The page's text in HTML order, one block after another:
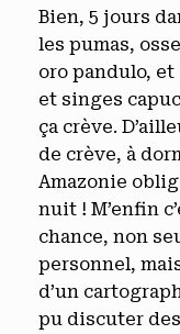
Bien, 5 jours
les pumas,
oro pandulo,
et singes
ça crève.
de crève, à
Amazonie
nuit ! M’enfin
chance, non
personnel,
d’un
pu discuter